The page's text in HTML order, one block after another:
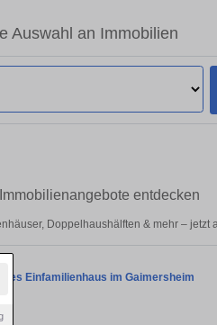
Auswahl an Immobilien
entdecken
Doppelhaushälften & mehr – jetzt
Einfamilienhaus im Gaimersheim